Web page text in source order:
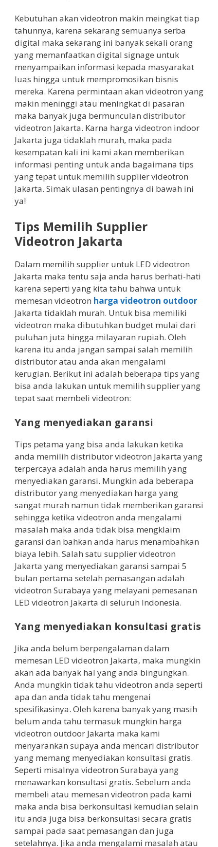
Kebutuhan akan videotron makin meingkat tiap
tahunnya, karena sekarang semuanya serba
digital maka sekarang ini banyak sekali orang
yang memanfaatkan digital signage untuk
menyampaikan informasi kepada masyarakat
luas hingga untuk mempromosikan bisnis
mereka. Karena permintaan akan videotron yang
makin meninggi atau meningkat di pasaran
maka banyak juga bermunculan distributor
videotron Jakarta. Karna harga videotron indoor
Jakarta juga tidaklah murah, maka pada
kesempatan kali ini kami akan memberikan
informasi penting untuk anda bagaimana tips
yang tepat untuk memilih supplier videotron
Jakarta. Simak ulasan pentingnya di bawah ini
ya!
Tips Memilih Supplier
Videotron Jakarta
Dalam memilih supplier untuk LED videotron
Jakarta maka tentu saja anda harus berhati-hati
karena seperti yang kita tahu bahwa untuk
memesan videotron harga videotron outdoor
Jakarta tidaklah murah. Untuk bisa memiliki
videotron maka dibutuhkan budget mulai dari
puluhan juta hingga milayaran rupiah. Oleh
karena itu anda jangan sampai salah memilih
distributor atau anda akan mengalami
kerugian. Berikut ini adalah beberapa tips yang
bisa anda lakukan untuk memilih supplier yang
tepat saat membeli videotron:
Yang menyediakan garansi
Tips petama yang bisa anda lakukan ketika
anda memilih distributor videotron Jakarta yang
terpercaya adalah anda harus memilih yang
menyediakan garansi. Mungkin ada beberapa
distributor yang menyediakan harga yang
sangat murah namun tidak memberikan garansi
sehingga ketika videotron anda mengalami
masalah maka anda tidak bisa mengklaim
garansi dan bahkan anda harus menambahkan
biaya lebih. Salah satu supplier videotron
Jakarta yang menyediakan garansi sampai 5
bulan pertama setelah pemasangan adalah
videotron Surabaya yang melayani pemesanan
LED videotron Jakarta di seluruh Indonesia.
Yang menyediakan konsultasi gratis
Jika anda belum berpengalaman dalam
memesan LED videotron Jakarta, maka mungkin
akan ada banyak hal yang anda bingungkan.
Anda mungkin tidak tahu videotron anda seperti
apa dan anda tidak tahu mengenai
spesifikasinya. Oleh karena banyak yang masih
belum anda tahu termasuk mungkin harga
videotron outdoor Jakarta maka kami
menyarankan supaya anda mencari distributor
yang memang menyediakan konsultasi gratis.
Seperti misalnya videotron Surabaya yang
menawarkan konsultasi gratis. Sebelum anda
membeli atau memesan videotron pada kami
maka anda bisa berkonsultasi kemudian selain
itu anda juga bisa berkonsultasi secara gratis
sampai pada saat pemasangan dan juga
setelahnya. Jika anda mengalami masalah atau